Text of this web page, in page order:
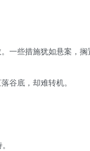
一些措施犹如悬案，
谷底，却难转机。